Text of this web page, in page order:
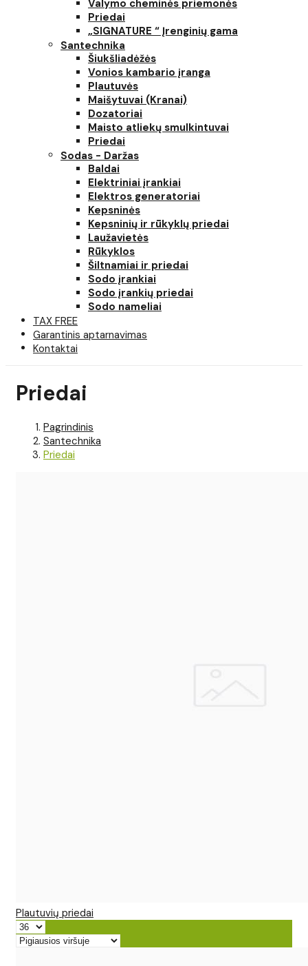
Valymo cheminės priemonės
Priedai
„SIGNATURE “ Įrenginių gama
Santechnika
Šiukšliadėžės
Vonios kambario įranga
Plautuvės
Maišytuvai (Kranai)
Dozatoriai
Maisto atliekų smulkintuvai
Priedai
Sodas - Daržas
Baldai
Elektriniai įrankiai
Elektros generatoriai
Kepsninės
Kepsninių ir rūkyklų priedai
Laužavietės
Rūkyklos
Šiltnamiai ir priedai
Sodo įrankiai
Sodo įrankių priedai
Sodo nameliai
TAX FREE
Garantinis aptarnavimas
Kontaktai
Priedai
Pagrindinis
Santechnika
Priedai
Plautuvių priedai